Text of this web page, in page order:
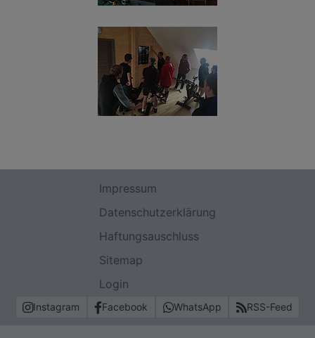
Impressum
Datenschutzerklärung
Haftungsauschluss
Sitemap
Login
Instagram Facebook WhatsApp RSS-Feed